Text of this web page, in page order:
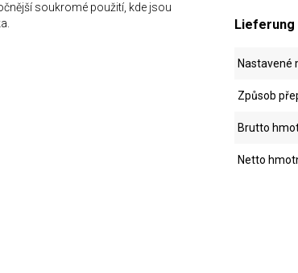
soukromé použití, kde jsou
Lieferung
Nastavené
Způsob
Brutto
Netto